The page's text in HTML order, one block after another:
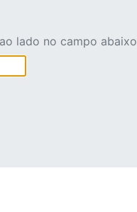
lado no campo abaixo